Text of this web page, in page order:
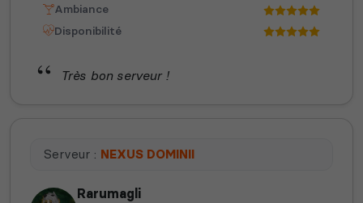
Ambiance
Disponibilité
Très bon serveur !
Serveur : NEXUS DOMINII
Rarumagli